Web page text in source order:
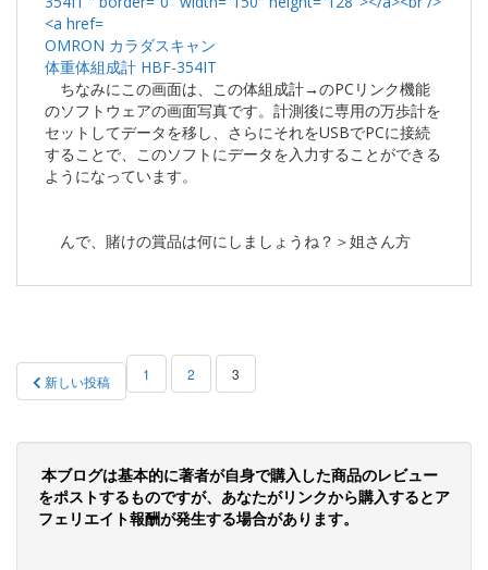
OMRON カラダスキャン
体重体組成計 HBF-354IT
ちなみにこの画面は、この体組成計→のPCリンク機能
のソフトウェアの画面写真です。計測後に専用の万歩計を
セットしてデータを移し、さらにそれをUSBでPCに接続
することで、このソフトにデータを入力することができる
ようになっています。
んで、賭けの賞品は何にしましょうね？＞姐さん方
投
稿
の
ペ
ー
新しい投稿 1 2 3
本ブログは基本的に著者が自身で購入した商品のレビュー
をポストするものですが、あなたがリンクから購入するとア
フェリエイト報酬が発生する場合があります。